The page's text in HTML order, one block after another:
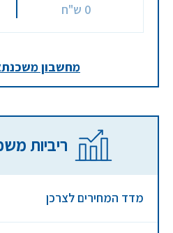
0 ש"ח
מחשבון
ריביות
מדד המחירים לצרכן